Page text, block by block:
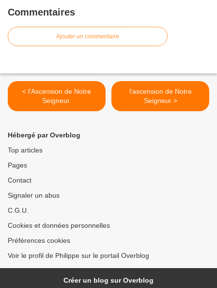
Commentaires
Ajouter un commentaire
< l'Ascension de Notre
Seigneur.
l'ascension de Notre
Seigneur >
Hébergé par Overblog
Top articles
Pages
Contact
Signaler un abus
C.G.U.
Cookies et données personnelles
Préférences cookies
Voir le profil de Philippe sur le portail Overblog
Créer un blog sur Overblog